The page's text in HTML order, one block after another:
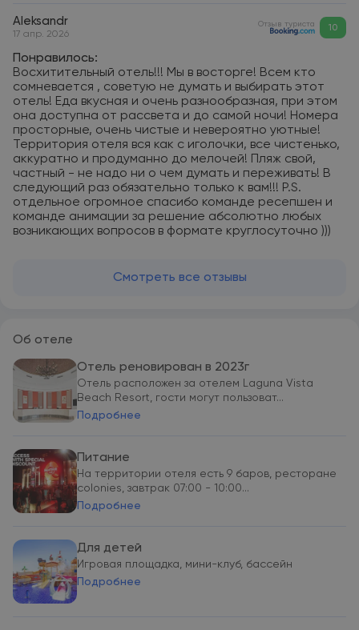
Aleksandr
17 апр. 2026
Отзыв туриста 10
Понравилось:
Восхитительный отель!!! Мы в восторге! Всем кто
сомневается , советую не думать и выбирать этот
отель! Еда вкусная и очень разнообразная, при этом
она доступна от рассвета и до самой ночи! Номера
просторные, очень чистые и невероятно уютные!
Территория отеля вся как с иголочки, все чистенько,
аккуратно и продуманно до мелочей! Пляж свой,
частный - не надо ни о чем думать и переживать! В
следующий раз обязательно только к вам!!! P.S.
отдельное огромное спасибо команде ресепшен и
команде анимации за решение абсолютно любых
возникающих вопросов в формате круглосуточно )))
Смотреть все отзывы
Об отеле
Отель реновирован в 2023г
Отель расположен за отелем Laguna Vista
Beach Resort, гости могут пользоват...
Подробнее
Питание
На территории отеля есть 9 баров, ресторане
colonies, завтрак 07:00 - 10:00...
Подробнее
Для детей
Игровая площадка, мини-клуб, бассейн
Подробнее